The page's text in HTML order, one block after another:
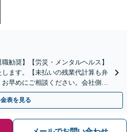
勧奨】【労災・メンタルヘルス】
ます。【未払いの残業代計算も弁
早めにご相談ください。会社側で
から直結ビル】
表を見る